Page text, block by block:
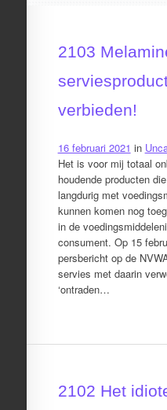
2103
verbieden!
16 februari 2021 in
Het is voor mij totaal
houdende producten
langdurig met
kunnen komen nog
in de
consument. Op 15
persbericht op de
servies met daarin
‘ontraden…
2102 Het